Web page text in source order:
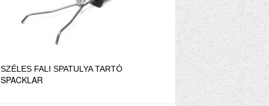
SZÉLES FALI SPATULYA TARTÓ
SPACKLAR